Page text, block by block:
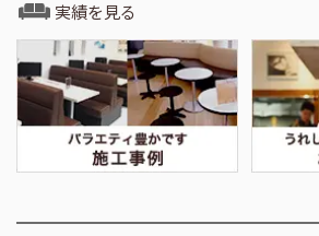
実績を見る